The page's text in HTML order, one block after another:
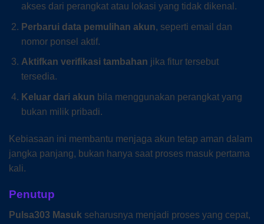
akses dari perangkat atau lokasi yang tidak dikenal.
Perbarui data pemulihan akun, seperti email dan
nomor ponsel aktif.
Aktifkan verifikasi tambahan jika fitur tersebut
tersedia.
Keluar dari akun bila menggunakan perangkat yang
bukan milik pribadi.
Kebiasaan ini membantu menjaga akun tetap aman dalam
jangka panjang, bukan hanya saat proses masuk pertama
kali.
Penutup
Pulsa303 Masuk seharusnya menjadi proses yang cepat,